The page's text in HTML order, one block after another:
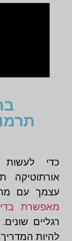
כדי
אורתוטיקה
עצמך עם
מאפשרת
רגליים
להיות